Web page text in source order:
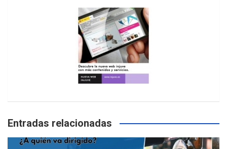
Entradas relacionadas